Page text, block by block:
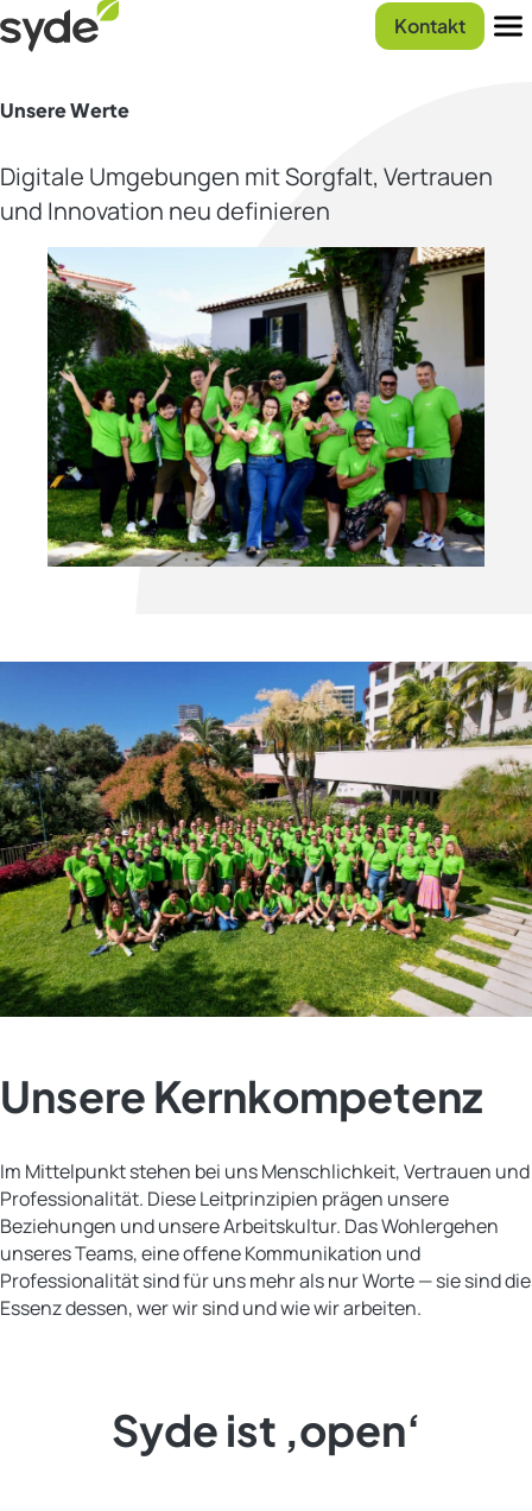
Zum
Inhalt
Syde
Startseite
Kontakt
Unsere Werte
Digitale Umgebungen mit Sorgfalt, Vertrauen
und Innovation neu definieren
Unsere Kernkompetenz
Im Mittelpunkt stehen bei uns Menschlichkeit, Vertrauen und
Professionalität. Diese Leitprinzipien prägen unsere
Beziehungen und unsere Arbeitskultur. Das Wohlergehen
unseres Teams, eine offene Kommunikation und
Professionalität sind für uns mehr als nur Worte — sie sind die
Essenz dessen, wer wir sind und wie wir arbeiten.
Syde ist ‚open‘